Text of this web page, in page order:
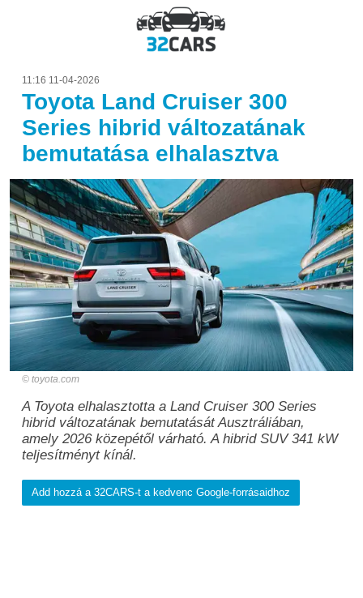
11:16 11-04-2026
Toyota Land Cruiser 300
Series hibrid változatának
bemutatása elhalasztva
toyota.com
A Toyota elhalasztotta a Land Cruiser 300 Series
hibrid változatának bemutatását Ausztráliában,
amely 2026 közepétől várható. A hibrid SUV 341 kW
teljesítményt kínál.
Add hozzá a 32CARS-t a kedvenc Google-forrásaidhoz